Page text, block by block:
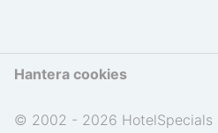
Hantera cookies
© 2002 - 2026 HotelSpecials